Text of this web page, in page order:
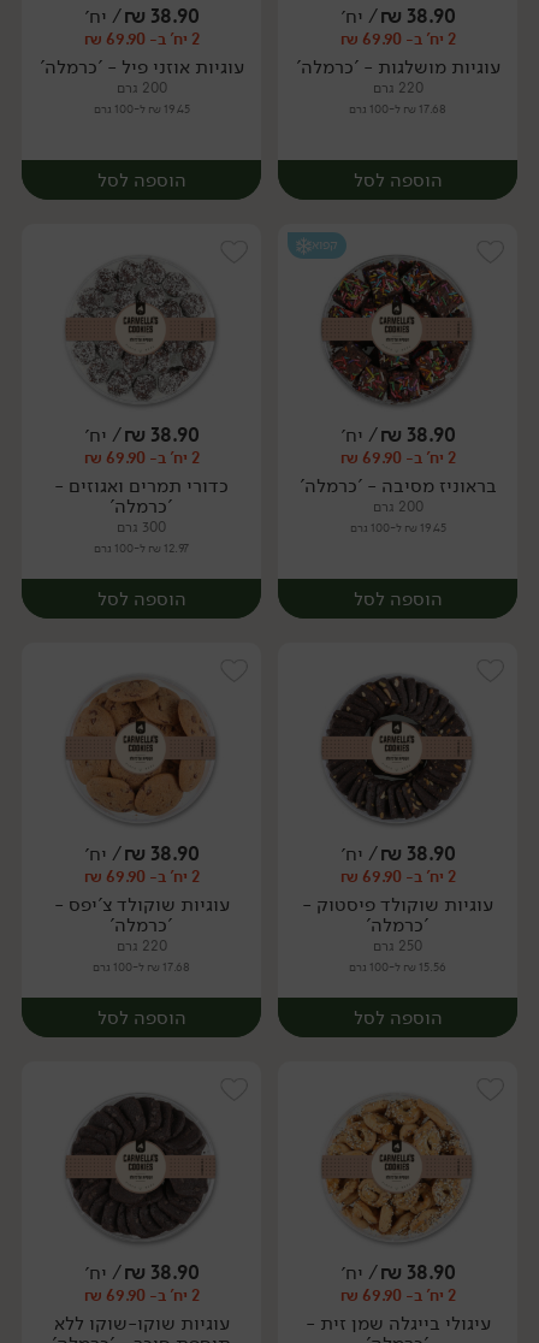
יח׳ יח׳
38.90
₪/ יח׳
2 יח' ב- 69.90 ₪
עוגיות מושלגות - 'כרמלה'
220 גרם
17.68 ₪ ל-100 גרם
הוספה לסל
יח׳
38.90
₪/ יח׳
2 יח' ב- 69.90 ₪
עוגיות אוזני פיל - 'כרמלה'
200 גרם
19.45 ₪ ל-100 גרם
הוספה לסל
יח׳
קפוא
38.90
₪/ יח׳
2 יח' ב- 69.90 ₪
בראוניז מסיבה - 'כרמלה'
200 גרם
19.45 ₪ ל-100 גרם
הוספה לסל
יח׳
38.90
₪/ יח׳
2 יח' ב- 69.90 ₪
כדורי תמרים ואגוזים -
'כרמלה'
300 גרם
12.97 ₪ ל-100 גרם
הוספה לסל
יח׳
38.90
₪/ יח׳
2 יח' ב- 69.90 ₪
עוגיות שוקולד פיסטוק -
'כרמלה'
250 גרם
15.56 ₪ ל-100 גרם
הוספה לסל
יח׳
38.90
₪/ יח׳
2 יח' ב- 69.90 ₪
עוגיות שוקולד צ'יפס -
'כרמלה'
220 גרם
17.68 ₪ ל-100 גרם
הוספה לסל
יח׳
38.90
₪/ יח׳
2 יח' ב- 69.90 ₪
עיגולי בייגלה שמן זית -
38.90
₪/ יח׳
2 יח' ב- 69.90 ₪
עוגיות שוקו-שוקו ללא